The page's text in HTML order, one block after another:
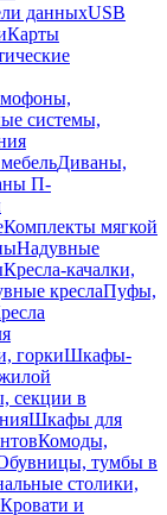
данныхUSB
Карты
системы,
Диваны,
П-
Комплекты мягкой
Надувные
Кресла-качалки,
креслаПуфы,
горкиШкафы-
секции в
Шкафы для
Комоды,
тумбы в
столики,
Кровати и